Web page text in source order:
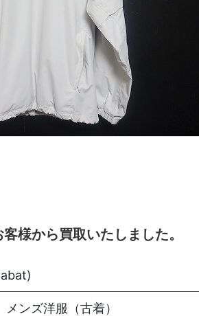
様から買取いたしました。
ンズ洋服（古着）